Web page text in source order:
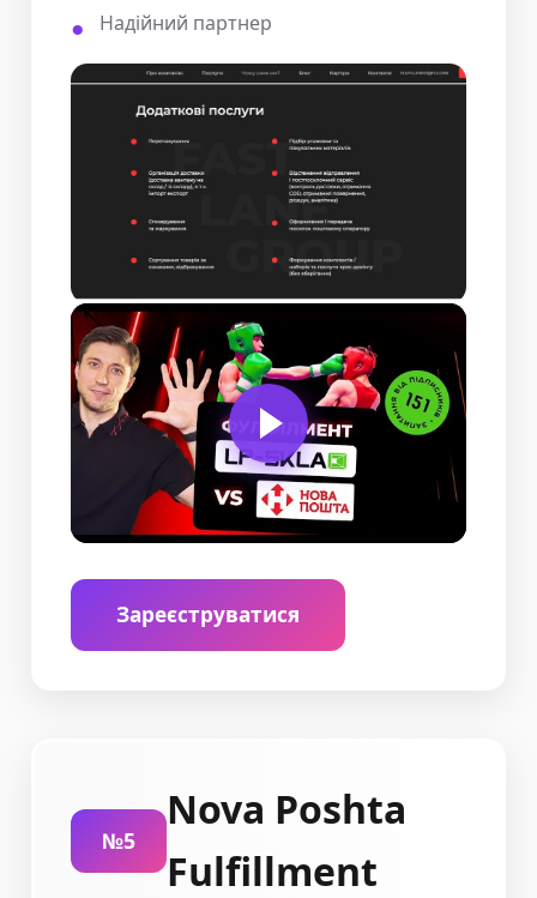
Надійний партнер
Зареєструватися
№5
Nova Poshta
Fulfillment